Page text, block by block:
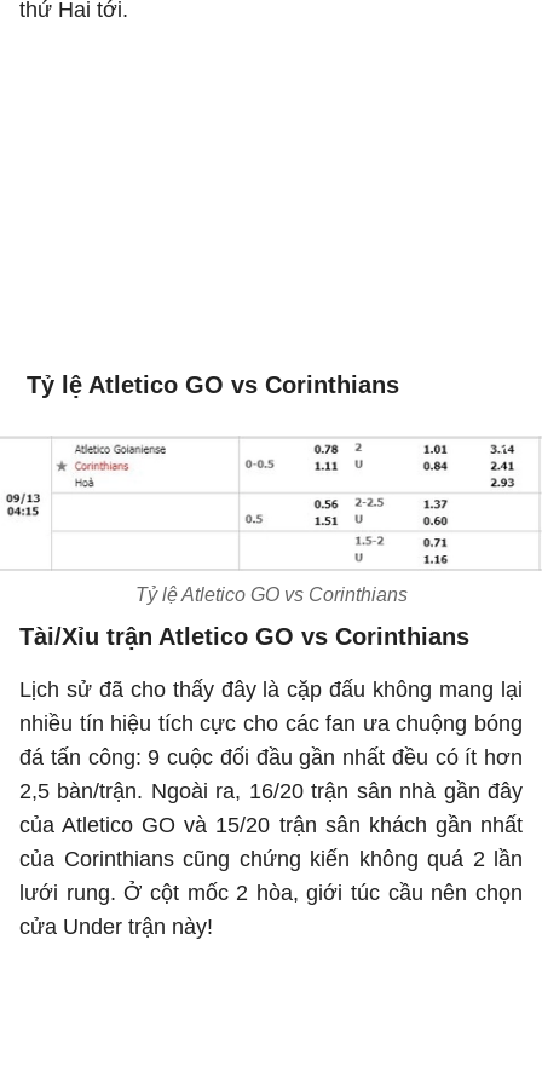
thứ Hai tới.
Tỷ lệ Atletico GO vs Corinthians
Tỷ lệ Atletico GO vs Corinthians
Tài/Xỉu trận Atletico GO vs Corinthians
Lịch sử đã cho thấy đây là cặp đấu không mang lại
nhiều tín hiệu tích cực cho các fan ưa chuộng bóng
đá tấn công: 9 cuộc đối đầu gần nhất đều có ít hơn
2,5 bàn/trận. Ngoài ra, 16/20 trận sân nhà gần đây
của Atletico GO và 15/20 trận sân khách gần nhất
của Corinthians cũng chứng kiến không quá 2 lần
lưới rung. Ở cột mốc 2 hòa, giới túc cầu nên chọn
cửa Under trận này!